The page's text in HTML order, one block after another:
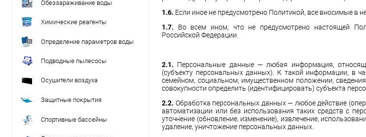
Обеззараживание воды
Химические реагенты
Определение параметров воды
Подводные пылесосы
Осушители воздуха
Защитные покрытия
Спортивные бассейны
1.6. Если иное не предусмотрено Политикой, все вносимые в
1.7. Во всем ином, что не предусмотрено настоящей
Российской Федерации.
2.1. Персональные данные — любая информация,
(субъекту персональных данных). К такой информации, в
семейном, социальном, имущественном положении,
совокупности определить (идентифицировать) субъекта
2.2. Обработка персональных данных — любое действие
автоматизации или без использования таких средств с
уточнение (обновление, изменение), извлечение,
удаление, уничтожение персональных данных.